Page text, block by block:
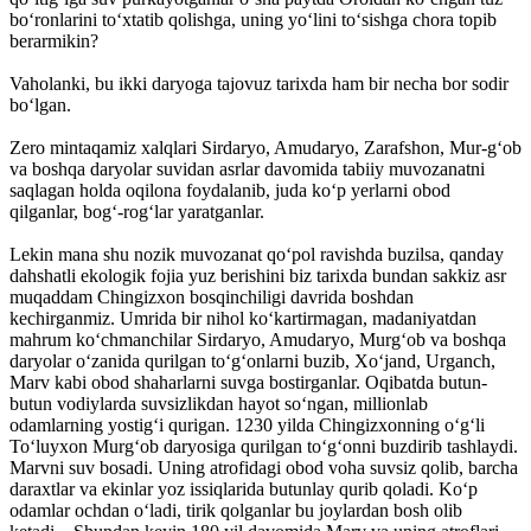
bo‘ronlarini to‘xtatib qolishga, uning yo‘lini to‘sishga chora topib
berarmikin?
Vaholanki, bu ikki daryoga tajovuz tarixda ham bir necha bor sodir
bo‘lgan.
Zero mintaqamiz xalqlari Sirdaryo, Amudaryo, Zarafshon, Mur-g‘ob
va boshqa daryolar suvidan asrlar davomida tabiiy muvozanatni
saqlagan holda oqilona foydalanib, juda ko‘p yerlarni obod
qilganlar, bog‘-rog‘lar yaratganlar.
Lekin mana shu nozik muvozanat qo‘pol ravishda buzilsa, qanday
dahshatli ekologik fojia yuz berishini biz tarixda bundan sakkiz asr
muqaddam Chingizxon bosqinchiligi davrida boshdan
kechirganmiz. Umrida bir nihol ko‘kartirmagan, madaniyatdan
mahrum ko‘chmanchilar Sirdaryo, Amudaryo, Murg‘ob va boshqa
daryolar o‘zanida qurilgan to‘g‘onlarni buzib, Xo‘jand, Urganch,
Marv kabi obod shaharlarni suvga bostirganlar. Oqibatda butun-
butun vodiylarda suvsizlikdan hayot so‘ngan, millionlab
odamlarning yostig‘i qurigan. 1230 yilda Chingizxonning o‘g‘li
To‘luyxon Murg‘ob daryosiga qurilgan to‘g‘onni buzdirib tashlaydi.
Marvni suv bosadi. Uning atrofidagi obod voha suvsiz qolib, barcha
daraxtlar va ekinlar yoz issiqlarida butunlay qurib qoladi. Ko‘p
odamlar ochdan o‘ladi, tirik qolganlar bu joylardan bosh olib